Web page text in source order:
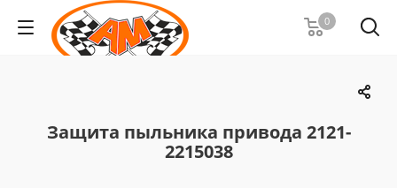
0
Защита пыльника привода 2121-
2215038